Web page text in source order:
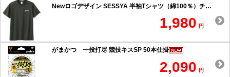
Newロゴデザイン SESSYA 半袖Tシャツ（綿100％）チャコール
1,980 円
がまかつ 一投打尽 競技キスSP 50本仕掛
2,090 円